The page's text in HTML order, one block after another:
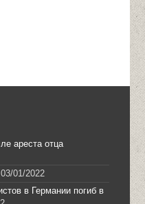
ареста отца
03/01/2022
в Германии погиб в